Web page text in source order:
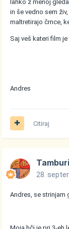
lahko z menoj
in še vedno sem
maltretirajo črnce,
Saj veš kateri film
Andres
Citiraj
28.
Andres, se strinjam